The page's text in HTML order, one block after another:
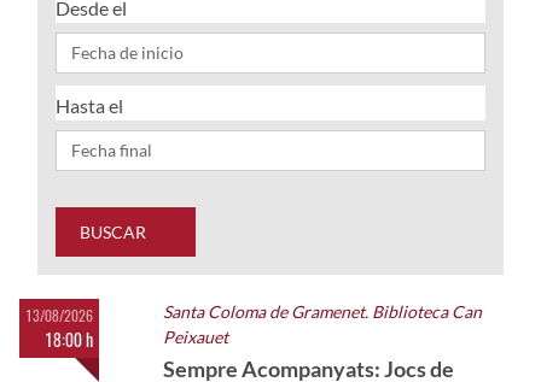
Desde el
Hasta el
BUSCAR
13/08/2026
18:00 h
Santa Coloma de Gramenet. Biblioteca Can
Peixauet
Sempre Acompanyats: Jocs de